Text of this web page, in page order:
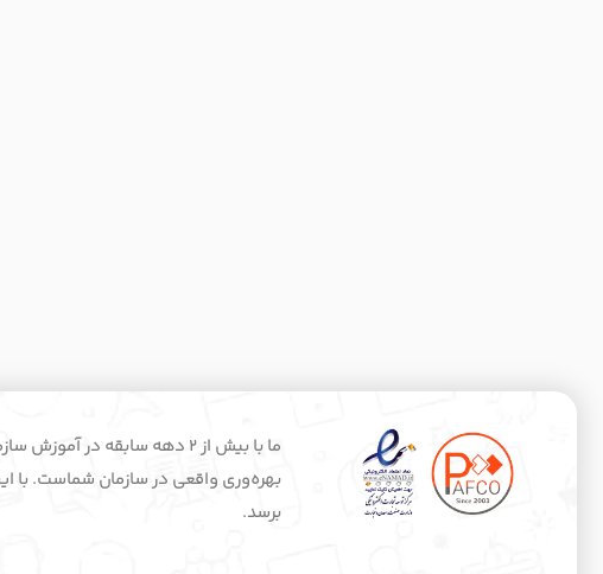
ما با بیش از 2 دهه سابقه
بهره‌وری واقعی در سازمان شماست. با
برسد.